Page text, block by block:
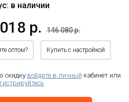
в наличии
р. 146 080 р.
оптом? Купить с настройкой
скидку войдите в личный кабинет или